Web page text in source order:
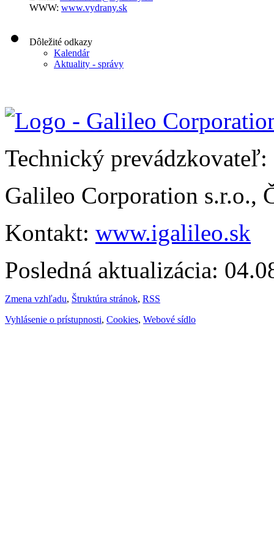
WWW: www.vydrany.sk
Dôležité odkazy
Kalendár
Aktuality - správy
Technický prevádzkovateľ:
Galileo Corporation s.r.o.,
Kontakt: www.igalileo.sk
Posledná aktualizácia:
Zmena vzhľadu, Štruktúra stránok, RSS
Vyhlásenie o prístupnosti, Cookies, Webové sídlo